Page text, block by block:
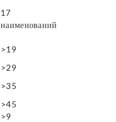
17
наименований
>19
>29
>35
>45
>9